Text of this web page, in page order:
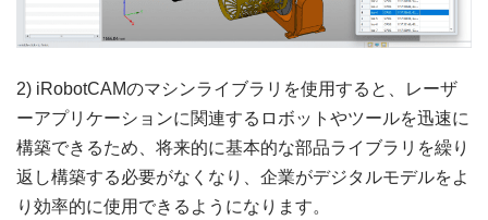
2) iRobotCAMのマシンライブラリを使用すると、レーザ
ーアプリケーションに関連するロボットやツールを迅速に
構築できるため、将来的に基本的な部品ライブラリを繰り
返し構築する必要がなくなり、企業がデジタルモデルをよ
り効率的に使用できるようになります。